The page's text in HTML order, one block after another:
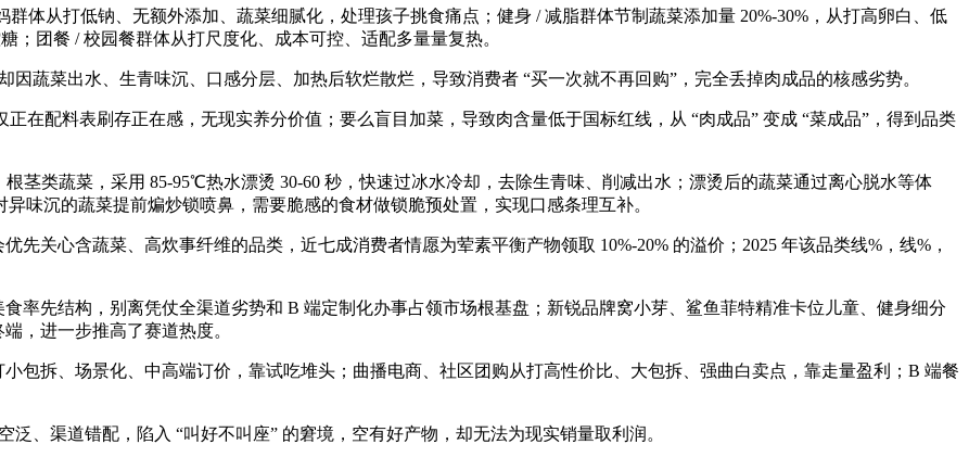
从打低钠、无额外添加、蔬菜细腻化，处理孩子挑食痛点；健身 / 减脂群体节制蔬菜添加量 20%-30%，从打高卵白、低
；团餐 / 校园餐群体从打尺度化、成本可控、适配多量量复热。
菜出水、生青味沉、口感分层、加热后软烂散烂，导致消费者 “买一次就不再回购”，完全丢掉肉成品的核感劣势。
配料表刷存正在感，无现实养分价值；要么盲目加菜，导致肉含量低于国标红线，从 “肉成品” 变成 “菜成品”，得到品类
类蔬菜，采用 85-95℃热水漂烫 30-60 秒，快速过冰水冷却，去除生青味、削减出水；漂烫后的蔬菜通过离心脱水等体
味沉的蔬菜提前煸炒锁喷鼻，需要脆感的食材做锁脆预处置，实现口感条理互补。
关心含蔬菜、高炊事纤维的品类，近七成消费者情愿为荤素平衡产物领取 10%-20% 的溢价；2025 年该品类线%，线%，
先结构，别离凭仗全渠道劣势和 B 端定制化办事占领市场根基盘；新锐品牌窝小芽、鲨鱼菲特精准卡位儿童、健身细分
，进一步推高了赛道热度。
拆、场景化、中高端订价，靠试吃堆头；曲播电商、社区团购从打高性价比、大包拆、强曲白卖点，靠走量盈利；B 端餐
渠道错配，陷入 “叫好不叫座” 的窘境，空有好产物，却无法为现实销量取利润。